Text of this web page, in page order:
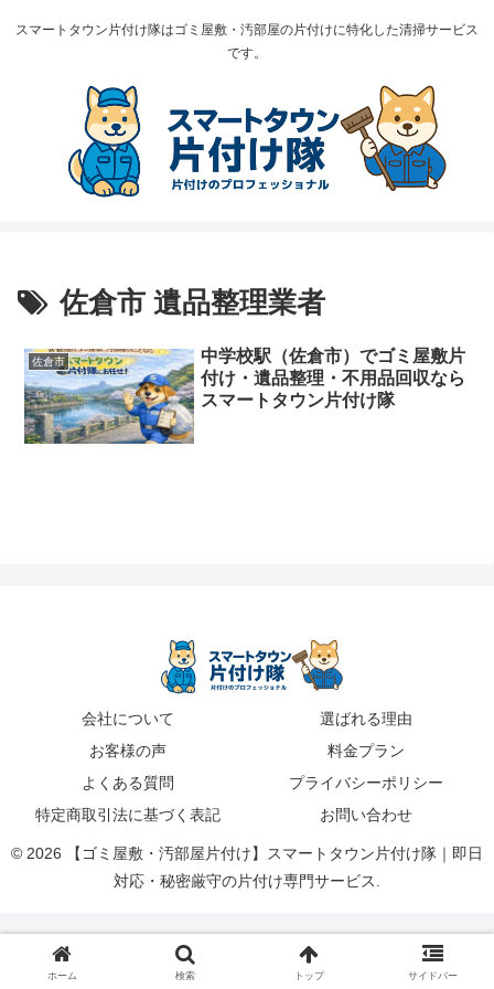
スマートタウン片付け隊はゴミ屋敷・汚部屋の片付けに特化した清掃サービス
です。
佐倉市 遺品整理業者
佐倉市
中学校駅（佐倉市）でゴミ屋敷片
付け・遺品整理・不用品回収なら
スマートタウン片付け隊
会社について
選ばれる理由
お客様の声
料金プラン
よくある質問
プライバシーポリシー
特定商取引法に基づく表記
お問い合わせ
© 2026 【ゴミ屋敷・汚部屋片付け】スマートタウン片付け隊｜即日
対応・秘密厳守の片付け専門サービス.
ホーム 検索 トップ サイドバー